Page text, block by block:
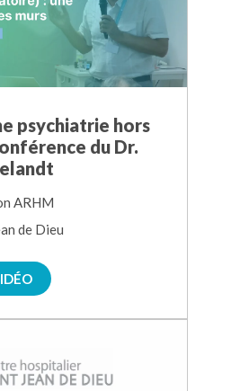
psychiatrie hors
du Dr.
ARHM
de Dieu